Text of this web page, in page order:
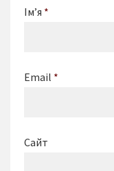
Ім’я *
Email *
Сайт